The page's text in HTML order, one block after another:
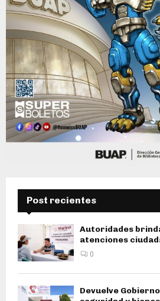
Post recientes
Autoridades
atenciones
0
Devuelve